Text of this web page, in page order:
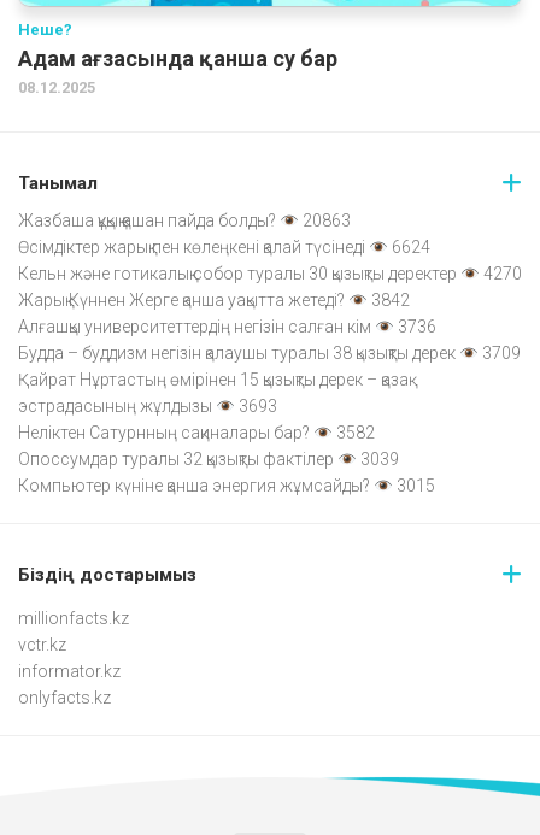
Неше?
Адам ағзасында қанша су бар
08.12.2025
Танымал
Жазбаша құқық қашан пайда болды?
20863
Өсімдіктер жарық пен көлеңкені қалай түсінеді
6624
Кельн және готикалық собор туралы 30 қызықты деректер
4270
Жарық Күннен Жерге қанша уақытта жетеді?
3842
Алғашқы университеттердің негізін салған кім
3736
Будда – буддизм негізін қалаушы туралы 38 қызықты дерек
3709
Қайрат Нұртастың өмірінен 15 қызықты дерек – қазақ
эстрадасының жұлдызы
3693
Неліктен Сатурнның сақиналары бар?
3582
Опоссумдар туралы 32 қызықты фактілер
3039
Компьютер күніне қанша энергия жұмсайды?
3015
Біздің достарымыз
millionfacts.kz
vctr.kz
informator.kz
onlyfacts.kz